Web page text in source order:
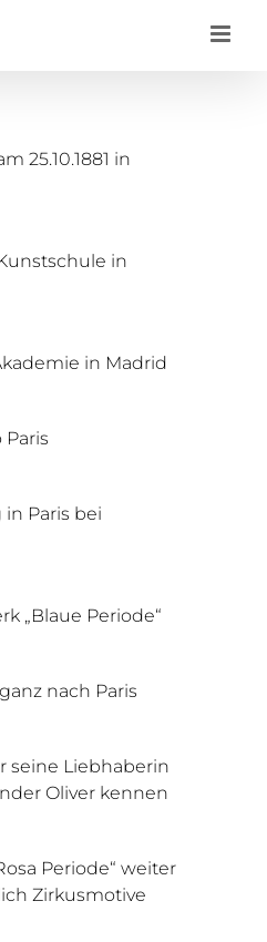
25.10.1881 in
in
in Madrid
Paris
Paris bei
„Blaue Periode“
nach Paris
seine Liebhaberin
Oliver kennen
Periode“ weiter
Zirkusmotive